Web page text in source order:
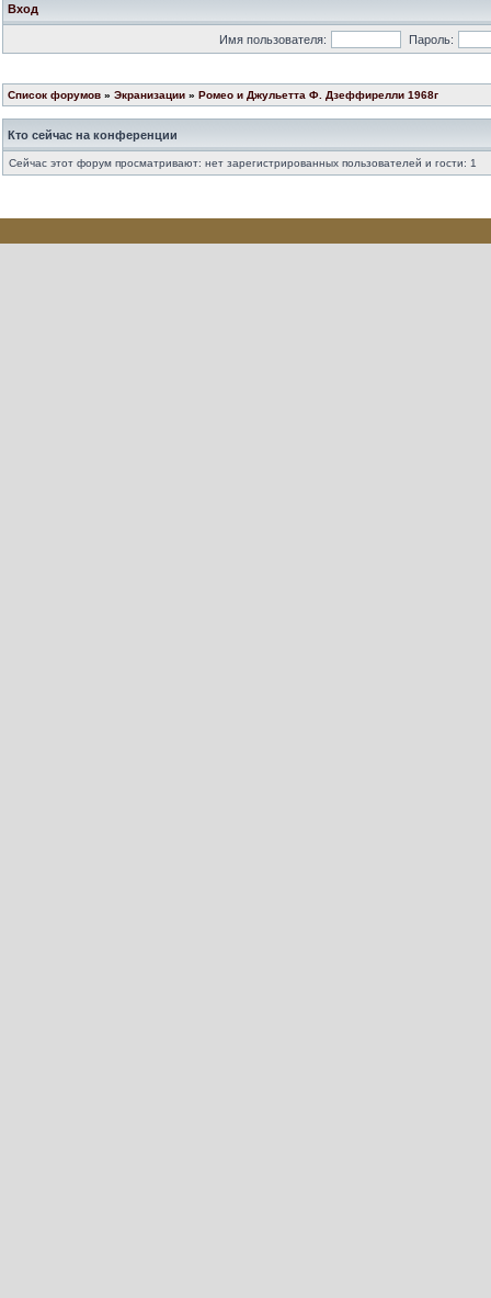
Вход
Имя пользователя: Пароль:
Список форумов » Экранизации » Ромео и Джульетта Ф. Дзеффирелли 1968г
Кто сейчас на конференции
Сейчас этот форум просматривают: нет зарегистрированных пользователей и гости: 1